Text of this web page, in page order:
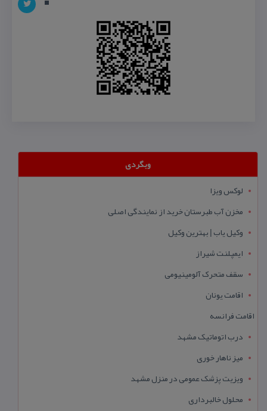
وبگردی
لوکس ویزا
مخزن آب طبرستان خرید از نمایندگی اصلی
وکیل یاب | بهترین وکیل
ایمپلنت شیراز
سقف متحرک آلومینیومی
اقامت یونان
اقامت فرانسه
درب اتوماتیک مشهد
میز ناهار خوری
ویزیت پزشک عمومی در منزل مشهد
محلول خالبرداری